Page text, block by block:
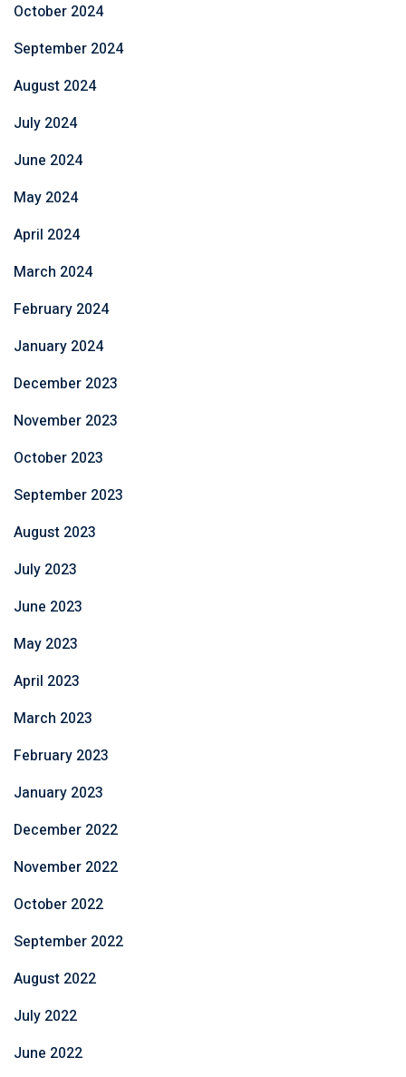
October 2024
September 2024
August 2024
July 2024
June 2024
May 2024
April 2024
March 2024
February 2024
January 2024
December 2023
November 2023
October 2023
September 2023
August 2023
July 2023
June 2023
May 2023
April 2023
March 2023
February 2023
January 2023
December 2022
November 2022
October 2022
September 2022
August 2022
July 2022
June 2022